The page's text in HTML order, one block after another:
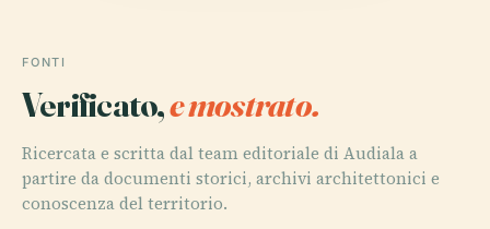
FONTI
Verificato,e mostrato.
Ricercata e scritta dal team editoriale di Audiala a
partire da documenti storici, archivi architettonici e
conoscenza del territorio.